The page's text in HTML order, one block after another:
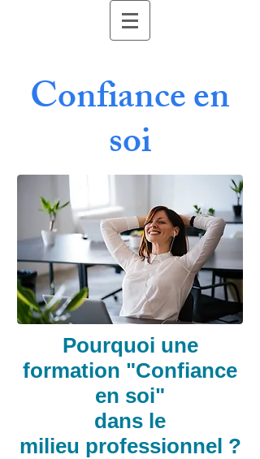
Confiance en
soi
Pourquoi une
formation "Confiance
en soi"
dans le
milieu professionnel ?